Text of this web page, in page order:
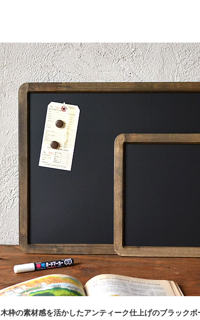
木枠の素材感を活かしたアンティーク仕上げのブラックボ